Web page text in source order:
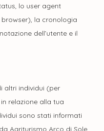
lo user agent
la cronologia
dell’utente e il
altri individui (per
relazione alla tua
sono stati informati
Agriturismo Arco di Sole